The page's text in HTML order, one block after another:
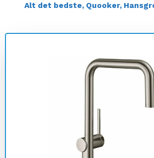
Alt det bedste, Quooker,